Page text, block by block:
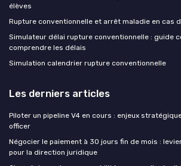
élèves
Rupture conventionnelle et arrêt maladie en cas
Simulateur délai rupture conventionnelle : guide
comprendre les délais
Simulation calendrier rupture conventionnelle
Les derniers articles
Piloter un pipeline V4 en cours : enjeux
officer
Négocier le paiement à 30 jours fin de mois :
pour la direction juridique